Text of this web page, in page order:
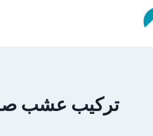
تركيب عشب صناعي